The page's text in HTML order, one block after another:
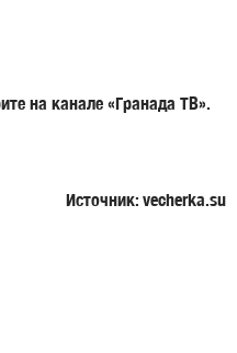
на канале «Гранада ТВ».
Источник: vecherka.su